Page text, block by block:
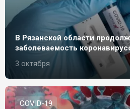
В Рязанской области
заболеваемость
3 октября
СOVID-19